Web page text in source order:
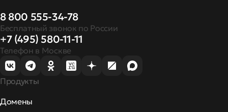
8 800 555-34-78
Бесплатный звонок по России
+7 (495) 580-11-11
Телефон в Москве
Продукты
Домены